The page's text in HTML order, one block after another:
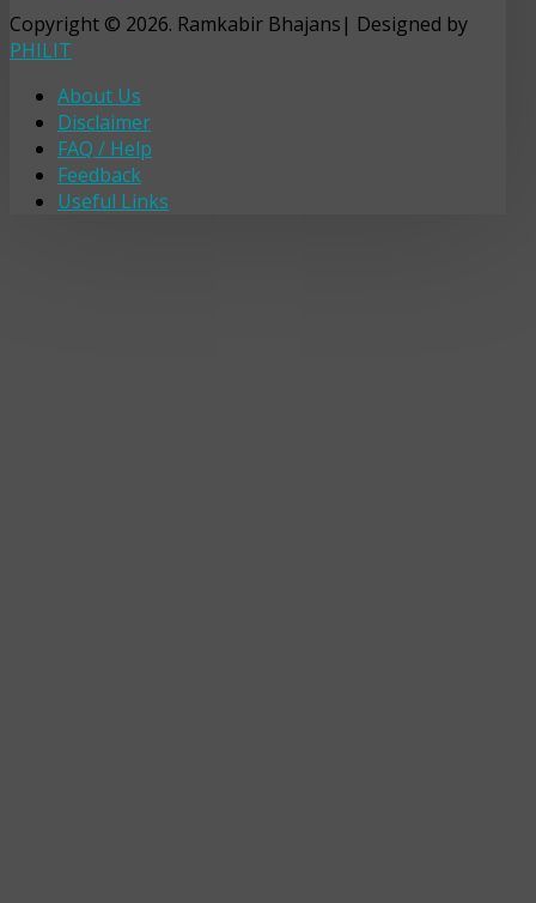
Copyright © 2026. Ramkabir Bhajans| Designed by
PHILIT
About Us
Disclaimer
FAQ / Help
Feedback
Useful Links